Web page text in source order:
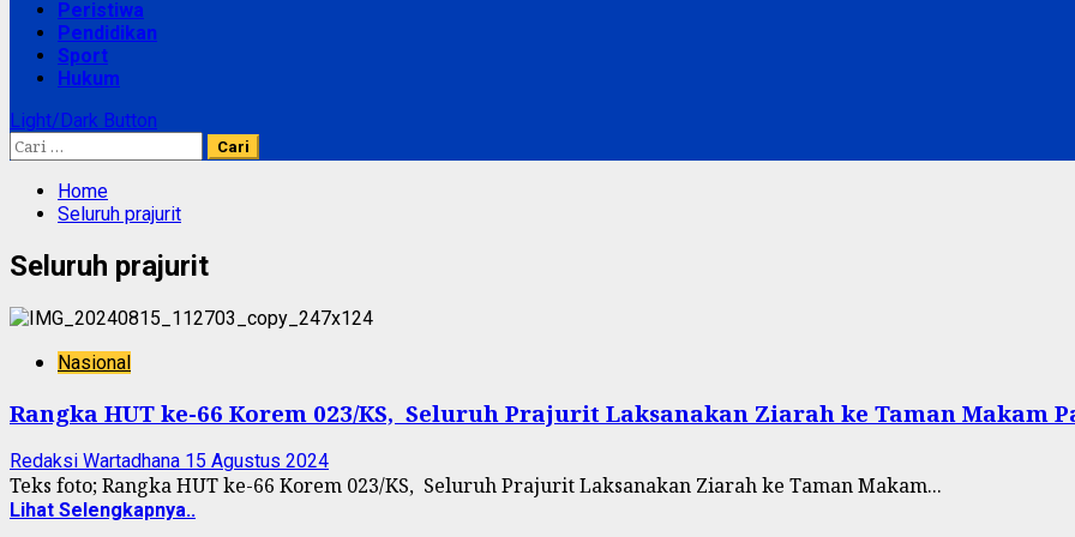
Peristiwa
Pendidikan
Sport
Hukum
Light/Dark Button
Cari
untuk:
Home
Seluruh prajurit
Seluruh prajurit
Nasional
Rangka HUT ke-66 Korem 023/KS, Seluruh Prajurit Laksanakan Ziarah ke Taman Makam
Redaksi Wartadhana 15 Agustus 2024
Teks foto; Rangka HUT ke-66 Korem 023/KS, Seluruh Prajurit Laksanakan Ziarah ke Taman Makam...
Lihat Selengkapnya..